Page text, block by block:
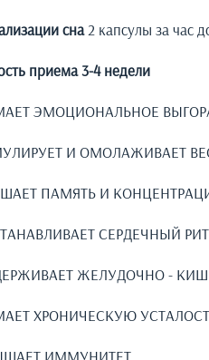
сна2 капсулы за час
приема 3-4 недели
ЭМОЦИОНАЛЬНОЕ
И ОМОЛАЖИВАЕТ
ПАМЯТЬ И
СЕРДЕЧНЫЙ
ЖЕЛУДОЧНО -
ХРОНИЧЕСКУЮ
ИММУНИТЕТ